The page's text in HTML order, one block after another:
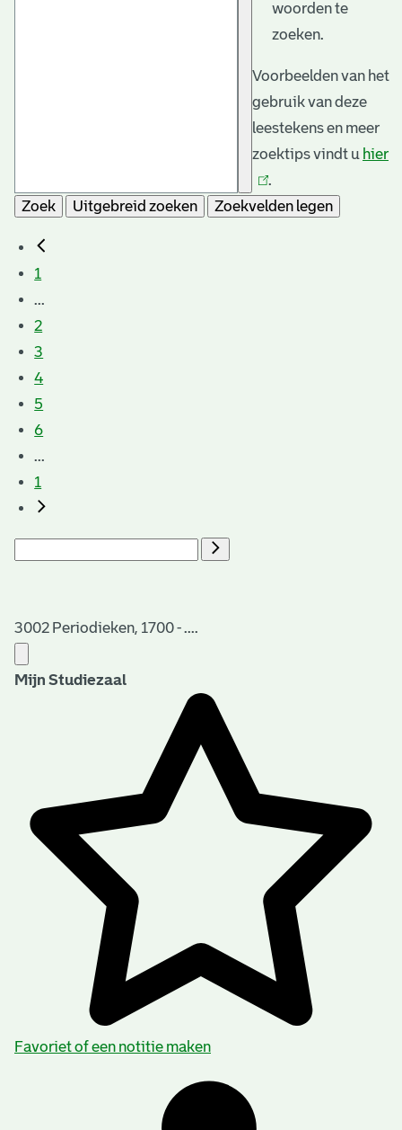
woorden te
zoeken.
Voorbeelden van het
gebruik van deze
leestekens en meer
zoektips vindt u hier
.
Zoek
Uitgebreid zoeken Zoekvelden legen
1
...
2
3
4
5
6
...
1
3002 Periodieken, 1700 - ....
Mijn Studiezaal
Favoriet of een notitie maken